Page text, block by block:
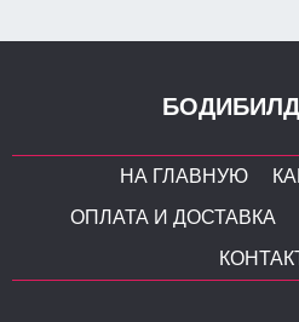
НА ГЛАВНУЮ
ОПЛАТА И ДОСТАВКА